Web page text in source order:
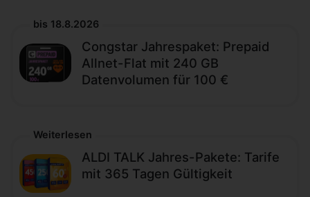
bis 18.8.2026
Congstar Jahrespaket: Prepaid
Allnet-Flat mit 240 GB
Datenvolumen für 100 €
Weiterlesen
ALDI TALK Jahres-Pakete: Tarife
mit 365 Tagen Gültigkeit